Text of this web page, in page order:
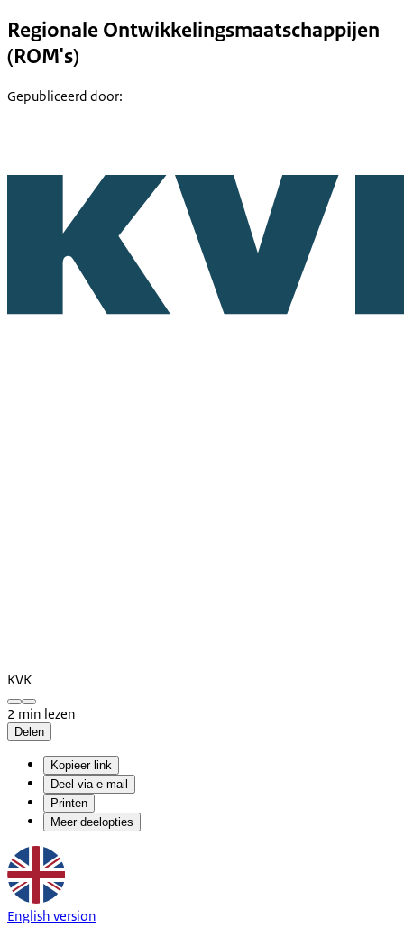
Regionale Ontwikkelingsmaatschappijen
(ROM's)
Gepubliceerd door:
KVK
2 min lezen
Delen
Kopieer link
Deel via e-mail
Printen
Meer deelopties
English version